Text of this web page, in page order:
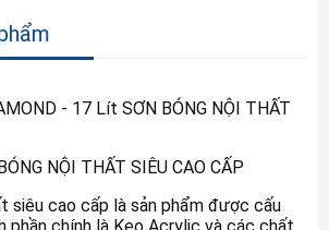
- 17 Lít SƠN BÓNG NỘI THẤT
NỘI THẤT SIÊU CAO CẤP
siêu cao cấp là sản phẩm được cấu